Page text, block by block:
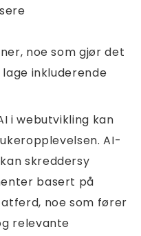
noe som gjør det
inkluderende
i webutvikling kan
AI-
skreddersy
basert på
noe som fører
relevante